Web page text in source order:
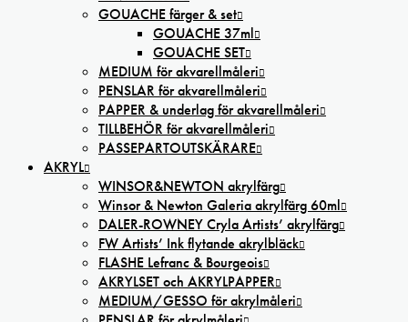
GOUACHE färger & set
GOUACHE 37ml
GOUACHE SET
MEDIUM för akvarellmåleri
PENSLAR för akvarellmåleri
PAPPER & underlag för akvarellmåleri
TILLBEHÖR för akvarellmåleri
PASSEPARTOUTSKÄRARE
AKRYL
WINSOR&NEWTON akrylfärg
Winsor & Newton Galeria akrylfärg 60ml
DALER-ROWNEY Cryla Artists’ akrylfärg
FW Artists’ Ink flytande akrylbläck
FLASHE Lefranc & Bourgeois
AKRYLSET och AKRYLPAPPER
MEDIUM/GESSO för akrylmåleri